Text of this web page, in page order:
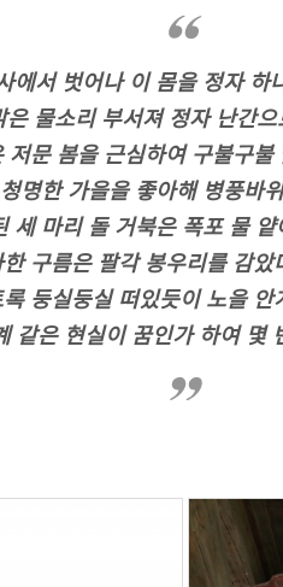
에서 벗어나 이 몸을 정자 하
은 물소리 부서져 정자 난간
저문 봄을 근심하여 구불구불
명한 가을을 좋아해 병풍바
세 마리 돌 거북은 폭포 물
한 구름은 팔각 봉우리를 감
둥실둥실 떠있듯이 노을
같은 현실이 꿈인가 하여 몇